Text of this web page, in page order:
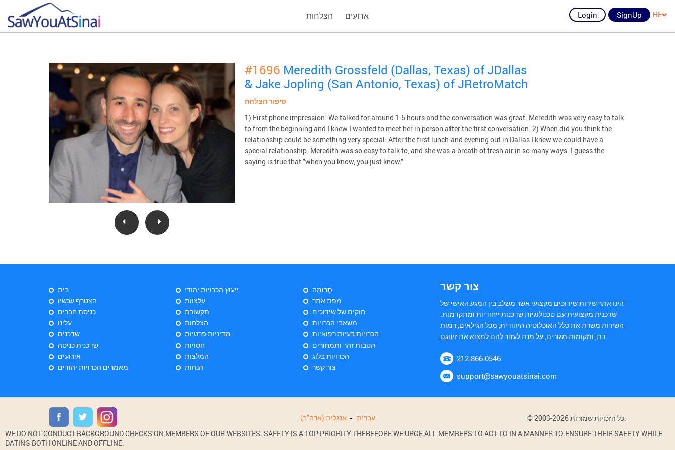
הצלחות ארועים Login SignUp HE
#1696 Meredith Grossfeld (Dallas, Texas) of JDallas
& Jake Jopling (San Antonio, Texas) of JRetroMatch
סיפור הצלחה
1) First phone impression: We talked for around 1.5 hours and the conversation was great. Meredith was very easy to talk
to from the beginning and I knew I wanted to meet her in person after the first conversation. 2) When did you think the
relationship could be something very special: After the first lunch and evening out in Dallas I knew we could have a
special relationship. Meredith was so easy to talk to, and she was a breath of fresh air in so many ways. I guess the
saying is true that "when you know, you just know."
בַּיִת
הצטרף עכשיו
כניסת חברים
עלינו
שדכנים
שדכנית כניסה
אירועים
מאמרים הכרויות יהודים
ייעוץ הכרויות יהודי
עלצוות
תקשורת
הצלחות
מדיניות פרטיות
חסויות
המלצות
הנחות
תְרוּמָה
מפת אתר
חוקים של שידוכים
משאבי הכרויות
הכרויות בעיות רפואיות
הטבות זהר ותמחורים
הכרויות בלוג
צור קשר
צור קשר
הינו אתר שירות שידוכים מקצועי אשר משלב בין המגע האישי של
שדכנית מקצועית עם טכנולוגיות שדכנות ייחודיות ומתקדמות.
השירות משרת את כלל האוכלוסיה היהודית, מכל הגילאים, רמות
212-866-0546
support@sawyouatsinai.com
אנגלית (ארה"ב) עִברִית
WE DO NOT CONDUCT BACKGROUND CHECKS ON MEMBERS OF OUR WEBSITES. SAFETY IS A TOP PRIORITY THEREFORE WE URGE ALL MEMBERS TO ACT TO IN A MANNER TO ENSURE THEIR SAFETY WHILE
DATING BOTH ONLINE AND OFFLINE.